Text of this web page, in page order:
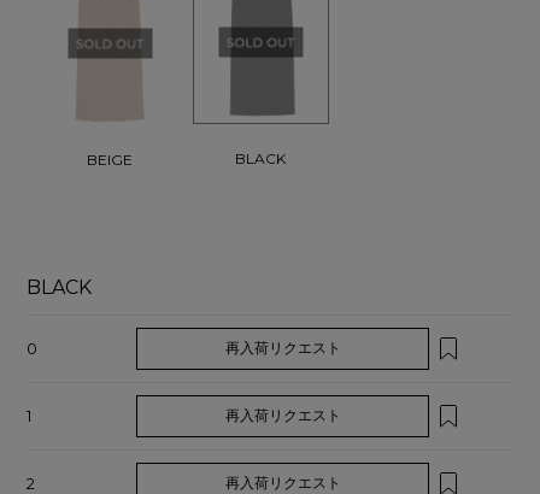
BEIGE BLACK
BLACK
0 再入荷リクエスト
1 再入荷リクエスト
2 再入荷リクエスト